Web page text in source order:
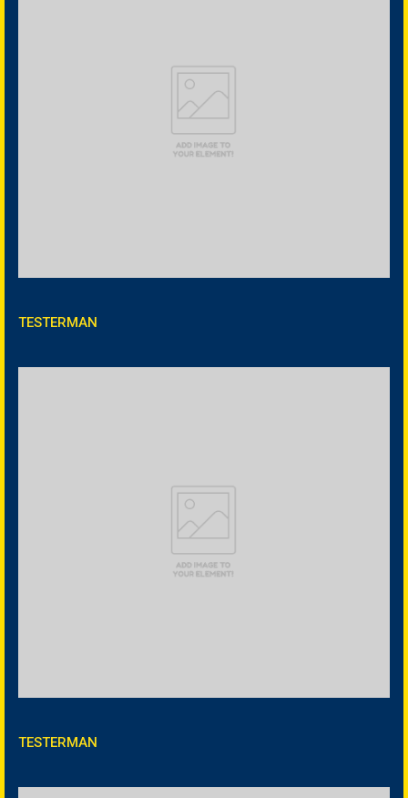
TESTERMAN
TESTERMAN